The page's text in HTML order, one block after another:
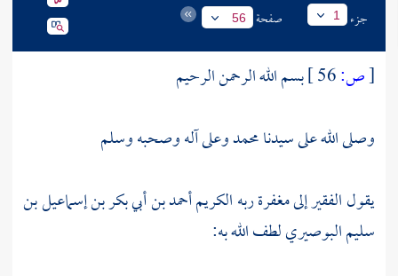
جزء 1 صفحة 56
[ص:
بسم الله الرحمن الرحيم
وصلى الله على سيدنامحمدوعلى آله وصحبه وسلم
يقول الفقير إلى مغفرة ربه الكريمأحمد بن أبي بكر بن إسماعيل بن
سليم البوصيريلطف الله به: